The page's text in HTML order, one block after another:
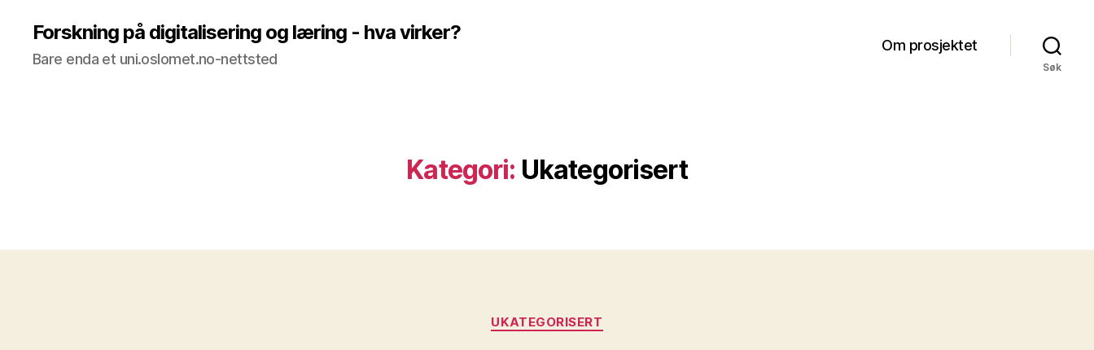
Forskning på digitalisering og læring - hva virker?
Bare enda et uni.oslomet.no-nettsted
Om prosjektet
Søk
Kategori: Ukategorisert
Kategorier
UKATEGORISERT